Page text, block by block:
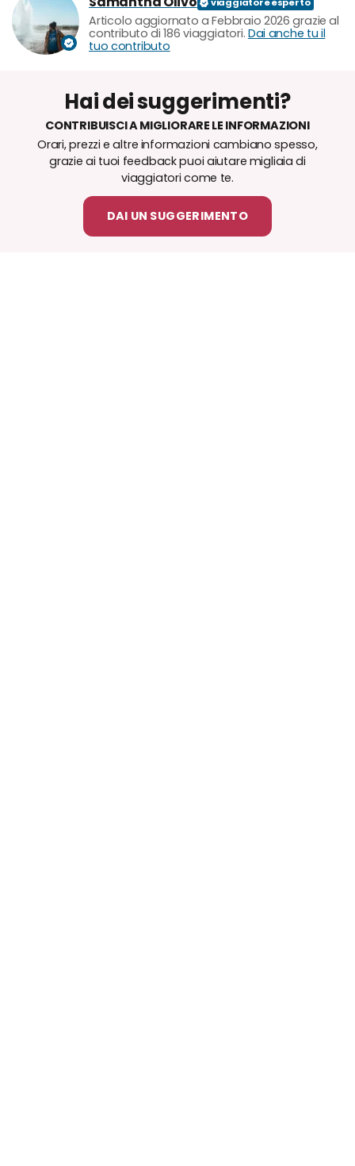
Articolo aggiornato a Febbraio 2026 grazie al
contributo di 186 viaggiatori. Dai anche tu il
tuo contributo
Hai dei suggerimenti?
CONTRIBUISCI A MIGLIORARE LE INFORMAZIONI
Orari, prezzi e altre informazioni cambiano spesso,
grazie ai tuoi feedback puoi aiutare migliaia di
viaggiatori come te.
DAI UN SUGGERIMENTO